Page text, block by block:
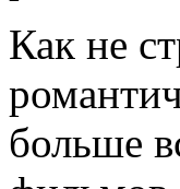
Как не
больше